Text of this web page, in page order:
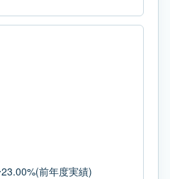
前年度実績)